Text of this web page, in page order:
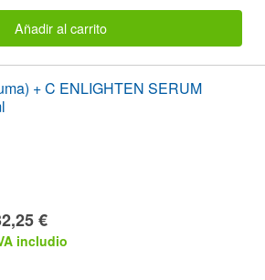
Añadir al carrito
+ C ENLIGHTEN SERUM
€
includio